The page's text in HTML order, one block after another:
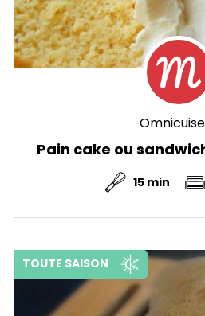
Pain cake ou
15 min
TOUTE SAISON